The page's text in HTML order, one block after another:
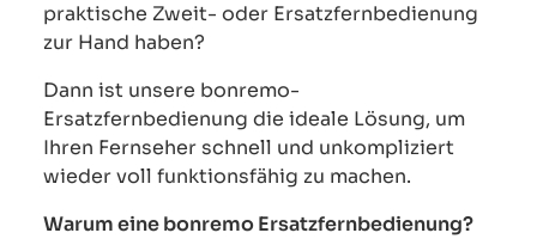
praktische Zweit- oder Ersatzfernbedienung
zur Hand haben?
Dann ist unsere bonremo-
Ersatzfernbedienung die ideale Lösung, um
Ihren Fernseher schnell und unkompliziert
wieder voll funktionsfähig zu machen.
Warum eine bonremo Ersatzfernbedienung?